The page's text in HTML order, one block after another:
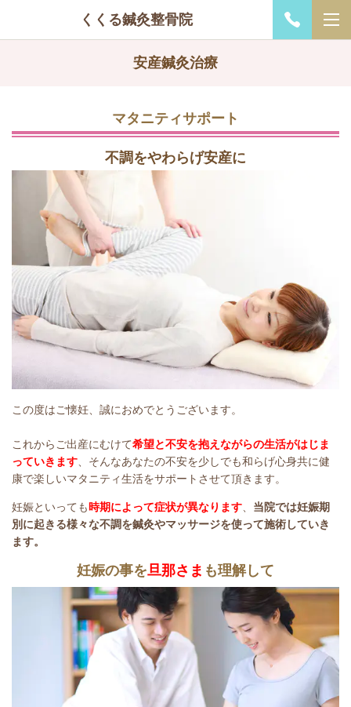
くくる鍼灸整骨院
安産鍼灸治療
マタニティサポート
不調をやわらげ安産に
この度はご懐妊、誠におめでとうございます。
これからご出産にむけて希望と不安を抱えながらの生活がはじま
っていきます 、そんなあなたの不安を少しでも和らげ心身共に健
康で楽しいマタニティ生活をサポートさせて頂きます。
妊娠といっても時期によって症状が異なります
当院では妊娠期
別に起きる様々な不調を鍼灸やマッサージを使って施術していき
ます。
妊娠の事を旦那さま も理解して